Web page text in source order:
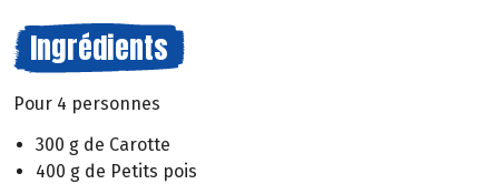
Ingrédients
Pour 4 personnes
300 g de Carotte
400 g de Petits pois